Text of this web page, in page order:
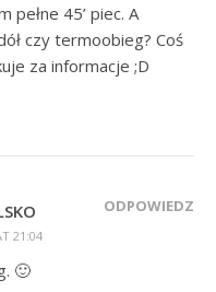
pełne 45’ piec. A
czy termoobieg? Coś
za informacje ;D
21:04
ODPOWIEDZ
🙂